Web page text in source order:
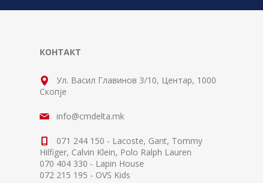
КОНТАКТ
Ул. Васил Главинов 3/10, Центар, 1000
Скопје
info@cmdelta.mk
071 244 150 - Lacoste, Gant, Tommy
Hilfiger, Calvin Klein, Polo Ralph Lauren
070 404 330 - Lapin House
072 215 195 - OVS Kids